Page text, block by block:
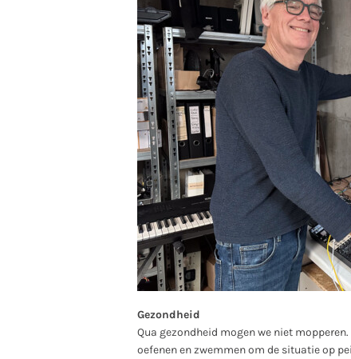
Gezondheid
Qua gezondheid mogen we niet
oefenen en zwemmen om de situatie op